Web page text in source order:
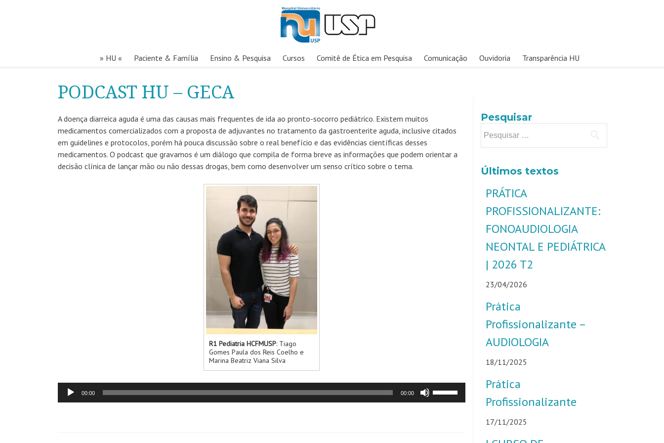
» HU « Paciente & Família Ensino & Pesquisa Cursos Comitê de Ética em Pesquisa Comunicação Ouvidoria Transparência HU
PODCAST HU – GECA
A doença diarreica aguda é uma das causas mais frequentes de ida ao pronto-socorro pediátrico. Existem muitos
medicamentos comercializados com a proposta de adjuvantes no tratamento da gastroenterite aguda, inclusive citados
em guidelines e protocolos, porém há pouca discussão sobre o real benefício e das evidências científicas desses
medicamentos. O podcast que gravamos é um diálogo que compila de forma breve as informações que podem orientar a
decisão clínica de lançar mão ou não dessas drogas, bem como desenvolver um senso crítico sobre o tema.
R1 Pediatria HCFMUSP: Tiago
Gomes Paula dos Reis Coelho e
Marina Beatriz Viana Silva
Tocador
de
00:00 00:00
Pesquisar
Últimos textos
PRÁTICA
PROFISSIONALIZANTE:
FONOAUDIOLOGIA
NEONTAL E PEDIÁTRICA
| 2026 T2
23/04/2026
Prática
Profissionalizante –
AUDIOLOGIA
18/11/2025
Prática
Profissionalizante
17/11/2025